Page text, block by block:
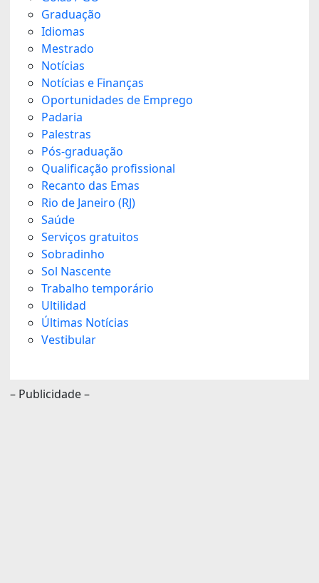
Graduação
Idiomas
Mestrado
Notícias
Notícias e Finanças
Oportunidades de Emprego
Padaria
Palestras
Pós-graduação
Qualificação profissional
Recanto das Emas
Rio de Janeiro (RJ)
Saúde
Serviços gratuitos
Sobradinho
Sol Nascente
Trabalho temporário
Ultilidad
Últimas Notícias
Vestibular
– Publicidade –